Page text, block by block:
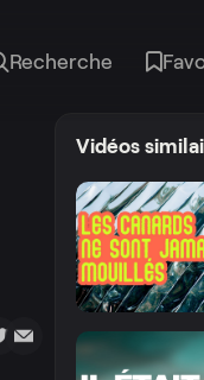
Recherche
Vidéos